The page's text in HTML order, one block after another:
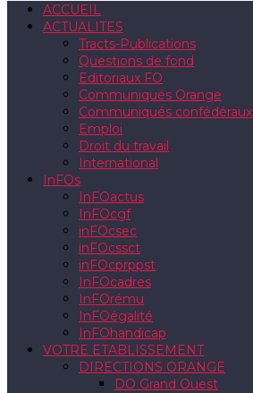
ACCUEIL
ACTUALITES
Tracts-Publications
Questions de fond
Editoriaux FO
Communiqués Orange
Communiqués confédéraux
Emploi
Droit du travail
International
InFOs
InFOactus
InFOcgf
inFOcsec
inFOcssct
inFOcprppst
InFOcadres
InFOrému
InFOégalité
InFOhandicap
VOTRE ETABLISSEMENT
DIRECTIONS ORANGE
DO Grand Ouest